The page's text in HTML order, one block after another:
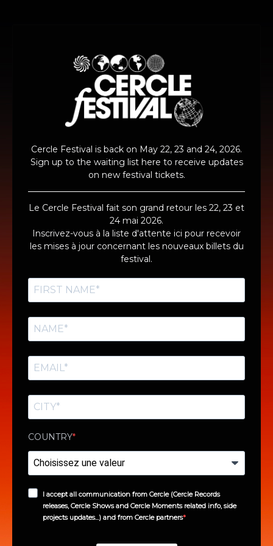
Cercle Festival is back on May 22, 23 and 24, 2026.
Sign up to the waiting list here to receive updates
on new festival tickets.
Le Cercle Festival fait son grand retour les 22, 23 et
24 mai 2026.
Inscrivez-vous à la liste d'attente ici pour recevoir
les mises à jour concernant les nouveaux billets du
festival.
COUNTRY
I accept all communication from Cercle (Cercle Records
releases, Cercle Shows and Cercle Moments related info, side
projects updates...) and from Cercle partners